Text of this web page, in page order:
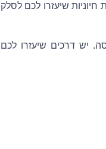
שיעזרו לכם לסלק
יש דרכים שיעזרו לכם